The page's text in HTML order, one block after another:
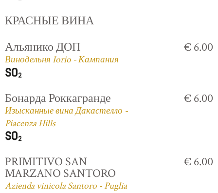
КРАСНЫЕ ВИНА
Альянико ДОП
Винодельня Iorio - Кампания
€ 6.00
Бонарда Роккагранде
Изысканные вина Дакастелло -
Piacenza Hills
€ 6.00
PRIMITIVO SAN
MARZANO SANTORO
Azienda vinicola Santoro - Puglia
€ 6.00